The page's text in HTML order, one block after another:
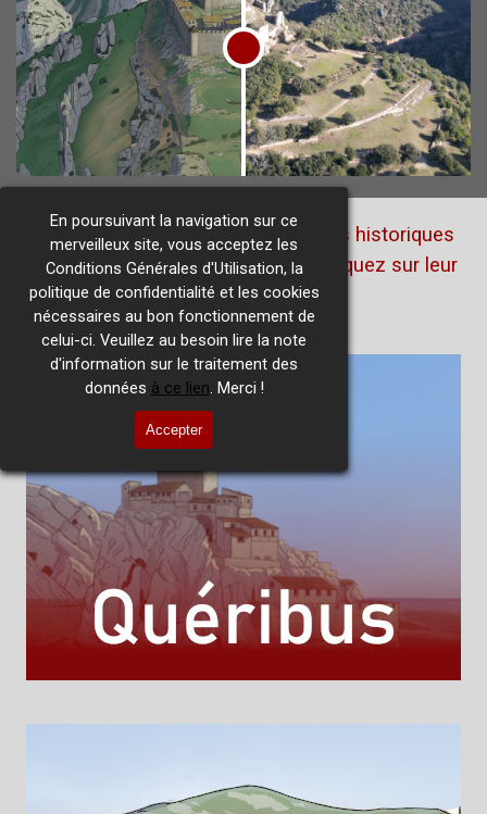
En poursuivant la navigation sur ce
merveilleux site, vous acceptez les
Conditions Générales d'Utilisation, la
politique de confidentialité et les cookies
nécessaires au bon fonctionnement de
celui-ci. Veuillez au besoin lire la note
d'information sur le traitement des
données à ce lien. Merci !
Accepter
Pour retrouver les deux autres sites historiques
ayant une présentation similaire, cliquez sur leur
image !